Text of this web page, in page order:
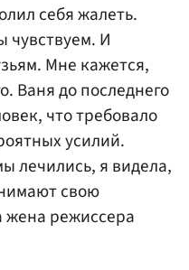
себя жалеть.
чувствуем. И
Мне кажется,
Ваня до последнего
что требовало
усилий.
лечились, я видела,
свою
жена режиссера